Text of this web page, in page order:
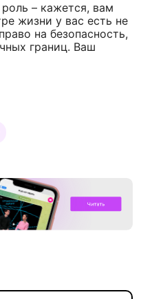
– кажется, вам
жизни у вас есть не
на безопасность,
границ. Ваш